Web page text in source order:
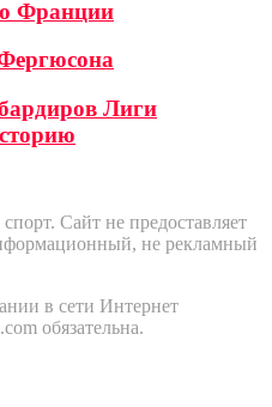
Франции
Лиги
Сайт не предоставляет
не рекламный
в сети Интернет
обязательна.